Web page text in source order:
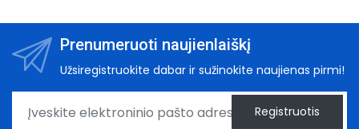
Prenumeruoti naujienlaiškį
Užsiregistruokite dabar ir sužinokite naujienas pirmi!
Registruotis